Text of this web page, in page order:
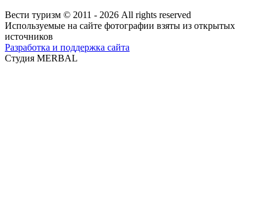
Вести туризм © 2011 - 2026 All rights reserved
Используемые на сайте фотографии взяты из открытых
источников
Разработка и поддержка сайта
Студия MERBAL